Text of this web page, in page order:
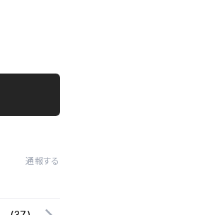
通報する